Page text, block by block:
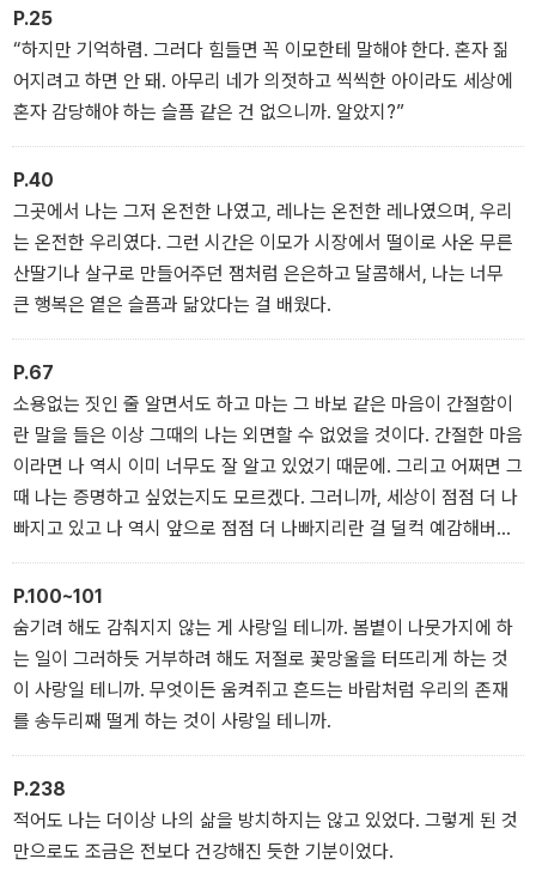
에 도달하려는 한 인간의 미더운 움직임이 백수린의 다정한 문장으로
그려진다. 읽어나가는 것만으로도 마음에 아름다운 결이 지고, 나를
둘러싼 세계가 확장되는 근사한 기분을 느낄 수 있는 이 작품은 지금
까지의 백수린 소설세계의 결정판이라 할 수 있다.
P.25
“하지만 기억하렴. 그러다 힘들면 꼭 이모한테 말해야 한다. 혼자 짊
어지려고 하면 안 돼. 아무리 네가 의젓하고 씩씩한 아이라도 세상에
혼자 감당해야 하는 슬픔 같은 건 없으니까. 알았지?”
P.40
그곳에서 나는 그저 온전한 나였고, 레나는 온전한 레나였으며, 우리
는 온전한 우리였다. 그런 시간은 이모가 시장에서 떨이로 사온 무른
산딸기나 살구로 만들어주던 잼처럼 은은하고 달콤해서, 나는 너무
큰 행복은 옅은 슬픔과 닮았다는 걸 배웠다.
P.67
소용없는 짓인 줄 알면서도 하고 마는 그 바보 같은 마음이 간절함이
란 말을 들은 이상 그때의 나는 외면할 수 없었을 것이다. 간절한 마음
이라면 나 역시 이미 너무도 잘 알고 있었기 때문에. 그리고 어쩌면 그
때 나는 증명하고 싶었는지도 모르겠다. 그러니까, 세상이 점점 더 나
빠지고 있고 나 역시 앞으로 점점 더 나빠지리란 걸 덜컥 예감해버렸
지만, 아직은 내게 그러한 흐름에 저항할 수 있는 힘이 있다는 걸 말이
다.
P.100~101
숨기려 해도 감춰지지 않는 게 사랑일 테니까. 봄볕이 나뭇가지에 하
는 일이 그러하듯 거부하려 해도 저절로 꽃망울을 터뜨리게 하는 것
이 사랑일 테니까. 무엇이든 움켜쥐고 흔드는 바람처럼 우리의 존재
를 송두리째 떨게 하는 것이 사랑일 테니까.
P.238
적어도 나는 더이상 나의 삶을 방치하지는 않고 있었다. 그렇게 된 것
만으로도 조금은 전보다 건강해진 듯한 기분이었다.